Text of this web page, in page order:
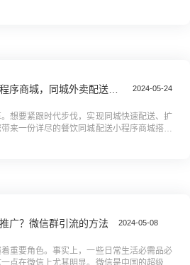
2024-05-24
想要紧跟时代步伐，实现同城快速配送、扩
来一份详尽的餐饮同城配送小程序商城搭建
广？微信群引流的方法 2024-05-08
重要角色。事实上，一些日常生活必需品必
点在微信上尤其明显。微信是中国的超级应